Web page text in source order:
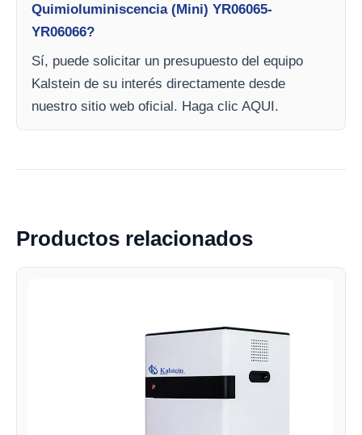
Quimioluminiscencia (Mini) YR06065-
YR06066?
Sí, puede solicitar un presupuesto del equipo
Kalstein de su interés directamente desde
nuestro sitio web oficial. Haga clic AQUI.
Productos relacionados